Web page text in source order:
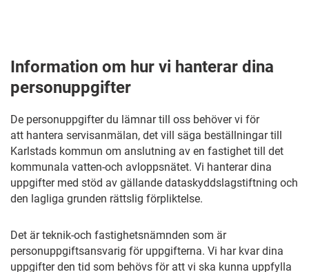
Information om hur vi hanterar dina
personuppgifter
De personuppgifter du lämnar till oss behöver vi för
att hantera servisanmälan, det vill säga beställningar till
Karlstads kommun om anslutning av en fastighet till det
kommunala vatten-och avloppsnätet. Vi hanterar dina
uppgifter med stöd av gällande dataskyddslagstiftning och
den lagliga grunden rättslig förpliktelse.
Det är teknik-och fastighetsnämnden som är
personuppgiftsansvarig för uppgifterna. Vi har kvar dina
uppgifter den tid som behövs för att vi ska kunna uppfylla